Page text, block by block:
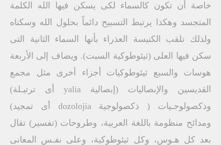
خاصة أن تكون كالسماء لكى يسكن فيها الله الكلمة
المتجسد وهكذا يرتبط التسبيح دائماً بحلول الله وسكناه
ولذلك تلقب الكنيسة العذراء بأنها السماء الثانية التى
سكن فيها العلى (ثيئوطوكية السبت). ويضاف إلى الأربعة
هوسات والسبع ثيئوطوكيات أجزاء أخرى مثل مجمع
القديسين والإبصاليات (إبصالية yalia أى ترتيـلة)
وذكصولوجـيات ( ذكصولوجية dozolojia أى تمجيد)
ومدائح منظومة باللغة العربية، وطروحات (تفسير) تقال
بعد كل هـوس، وكل ثيئوطوكية، وعلى نفـس المعانى